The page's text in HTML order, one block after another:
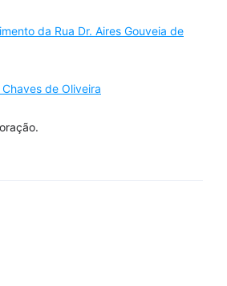
da Rua Dr. Aires Gouveia de
de Oliveira